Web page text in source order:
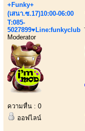
+Funky+
(เสนา.ซ.17)10:00-06:00
T:085-
5027899♥Line:funkyclub
Moderator
ความหื่น : 0
ออฟไลน์